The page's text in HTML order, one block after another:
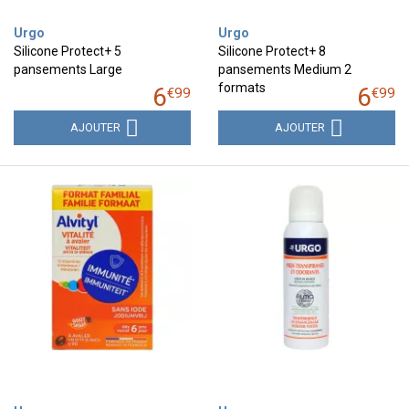
Urgo
Silicone Protect+ 5
pansements Large
6€99
AJOUTER
Urgo
Silicone Protect+ 8
pansements Medium 2
formats
6€99
AJOUTER